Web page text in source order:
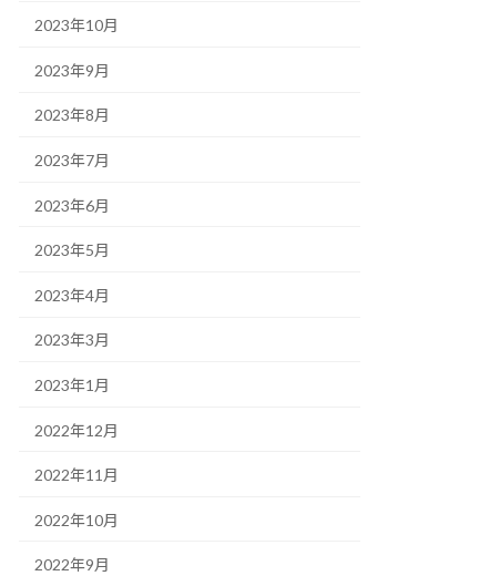
2023年10月
2023年9月
2023年8月
2023年7月
2023年6月
2023年5月
2023年4月
2023年3月
2023年1月
2022年12月
2022年11月
2022年10月
2022年9月